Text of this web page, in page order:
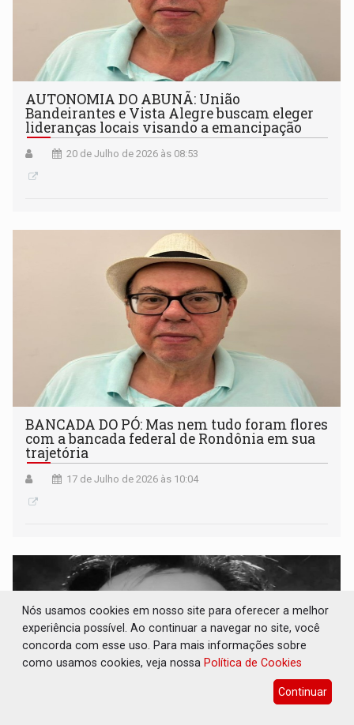
AUTONOMIA DO ABUNÃ: União
Bandeirantes e Vista Alegre buscam eleger
lideranças locais visando a emancipação
20 de Julho de 2026 às 08:53
BANCADA DO PÓ: Mas nem tudo foram flores
com a bancada federal de Rondônia em sua
trajetória
17 de Julho de 2026 às 10:04
Nós usamos cookies em nosso site para oferecer a melhor
experiência possível. Ao continuar a navegar no site, você
concorda com esse uso. Para mais informações sobre
como usamos cookies, veja nossa Política de Cookies
Continuar